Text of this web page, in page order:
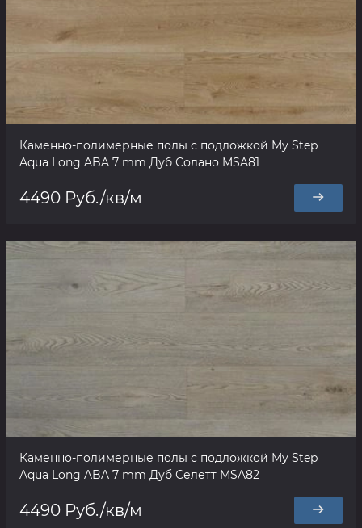
Каменно-полимерные полы с подложкой My Step
Aqua Long ABA 7 mm Дуб Солано MSA81
4490 Руб./кв/м
Каменно-полимерные полы с подложкой My Step
Aqua Long ABA 7 mm Дуб Селетт MSA82
4490 Руб./кв/м